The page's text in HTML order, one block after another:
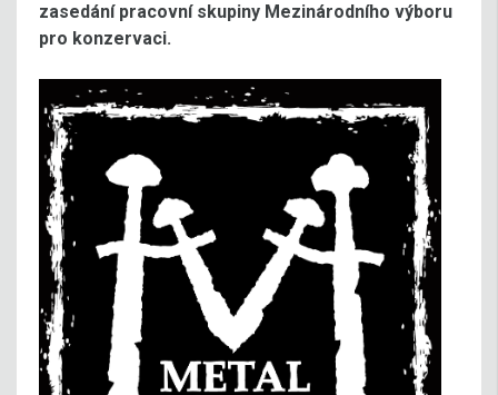
zasedání pracovní skupiny Mezinárodního výboru
pro konzervaci.